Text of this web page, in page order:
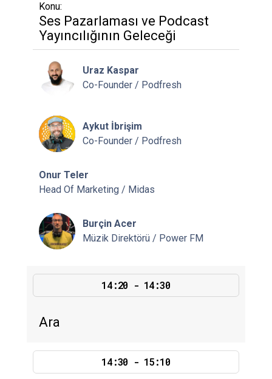
Konu:
Ses Pazarlaması ve Podcast
Yayıncılığının Geleceği
Uraz Kaspar
Co-Founder / Podfresh
Aykut İbrişim
Co-Founder / Podfresh
Onur Teler
Head Of Marketing / Midas
Burçin Acer
Müzik Direktörü / Power FM
14:20 - 14:30
Ara
14:30 - 15:10